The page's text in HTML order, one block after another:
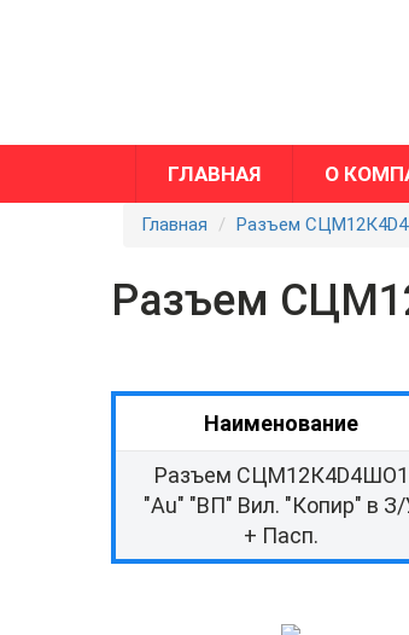
ГЛАВНАЯ О
Главная Разъем
Разъем
Наименование
Разъем СЦМ12К4D4ШО1
"Au" "ВП" Вил. "Копир" в
+ Пасп.